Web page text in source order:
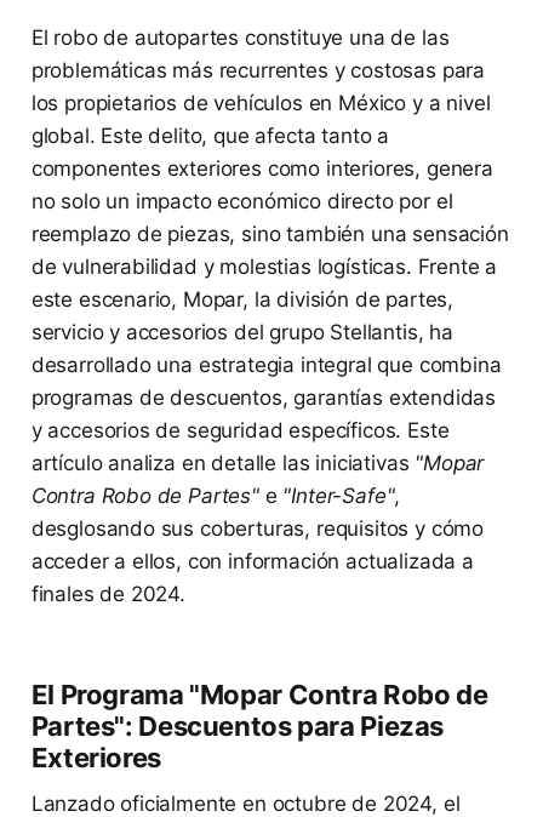
El robo de autopartes constituye una de las
problemáticas más recurrentes y costosas para
los propietarios de vehículos en México y a nivel
global. Este delito, que afecta tanto a
componentes exteriores como interiores, genera
no solo un impacto económico directo por el
reemplazo de piezas, sino también una sensación
de vulnerabilidad y molestias logísticas. Frente a
este escenario, Mopar, la división de partes,
servicio y accesorios del grupo Stellantis, ha
desarrollado una estrategia integral que combina
programas de descuentos, garantías extendidas
y accesorios de seguridad específicos. Este
artículo analiza en detalle las iniciativas "Mopar
Contra Robo de Partes"e "Inter-Safe",
desglosando sus coberturas, requisitos y cómo
acceder a ellos, con información actualizada a
finales de 2024.
El Programa "Mopar Contra Robo de
Partes": Descuentos para Piezas
Exteriores
Lanzado oficialmente en octubre de 2024, el